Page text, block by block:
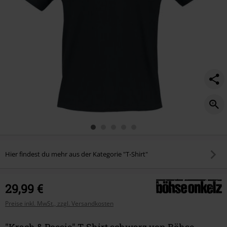
Hier findest du mehr aus der Kategorie "T-Shirt"
29,99 €
Preise inkl. MwSt., zzgl. Versandkosten